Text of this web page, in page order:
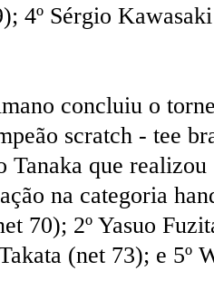
4º Sérgio
concluiu o
scratch - tee
que
na categoria
70); 2º Yasuo
(net 73); e 5º